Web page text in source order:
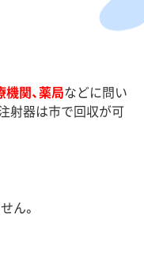
関、薬局などに問い
射器は市で回収が可
ん。